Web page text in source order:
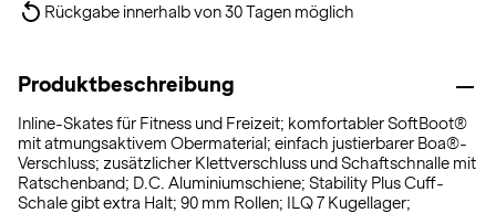
Rückgabe innerhalb von 30 Tagen möglich
Produktbeschreibung
Inline-Skates für Fitness und Freizeit; komfortabler SoftBoot®
mit atmungsaktivem Obermaterial; einfach justierbarer Boa®-
Verschluss; zusätzlicher Klettverschluss und Schaftschnalle mit
Ratschenband; D.C. Aluminiumschiene; Stability Plus Cuff-
Schale gibt extra Halt; 90 mm Rollen; ILQ 7 Kugellager;